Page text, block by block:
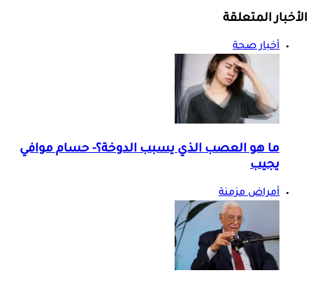
الأخبار المتعلقة
أخبار صحة
ما هو العصب الذي يسبب الدوخة؟- حسام موافي
يجيب
أمراض مزمنة